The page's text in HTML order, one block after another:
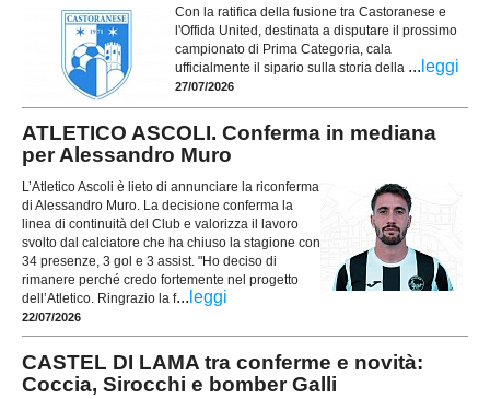
Con la ratifica della fusione tra Castoranese e
l'Offida United, destinata a disputare il prossimo
campionato di Prima Categoria, cala
ufficialmente il sipario sulla storia della ... leggi
27/07/2026
ATLETICO ASCOLI. Conferma in mediana
per Alessandro Muro
L’Atletico Ascoli è lieto di annunciare la riconferma
di Alessandro Muro. La decisione conferma la
linea di continuità del Club e valorizza il lavoro
svolto dal calciatore che ha chiuso la stagione con
34 presenze, 3 gol e 3 assist. "Ho deciso di
rimanere perché credo fortemente nel progetto
dell’Atletico. Ringrazio la f... leggi
22/07/2026
CASTEL DI LAMA tra conferme e novità:
Coccia, Sirocchi e bomber Galli